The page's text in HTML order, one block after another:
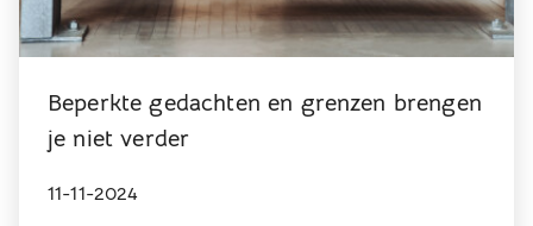
Beperkte gedachten en grenzen brengen
je niet verder
11-11-2024